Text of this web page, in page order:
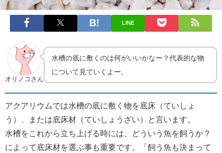
LINE
オリノコさん
水槽の底に敷くのは何がいいかなー？代表的な物
について見ていくよー。
アクアリウムでは水槽の底に敷く物を底床（ていしょ
う）、または底床材（ていしょうざい）と言います。
水槽をこれから立ち上げる時には、どういう魚を飼うか？
によって底床材を選ぶ事も重要です。「飼う魚も決まって